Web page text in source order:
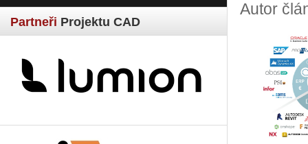
Partneři Projektu CAD
Autor